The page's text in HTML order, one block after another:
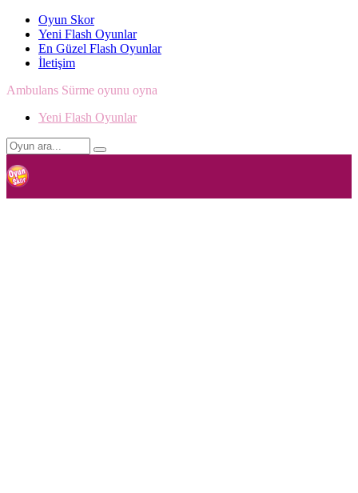
Oyun Skor
Yeni Flash Oyunlar
En Güzel Flash Oyunlar
İletişim
Ambulans Sürme oyunu oyna
Yeni Flash Oyunlar